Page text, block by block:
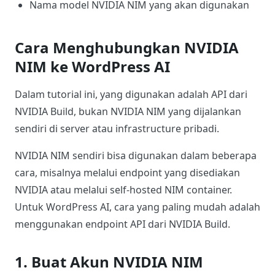
Nama model NVIDIA NIM yang akan digunakan
Cara Menghubungkan NVIDIA
NIM ke WordPress AI
Dalam tutorial ini, yang digunakan adalah API dari
NVIDIA Build, bukan NVIDIA NIM yang dijalankan
sendiri di server atau infrastructure pribadi.
NVIDIA NIM sendiri bisa digunakan dalam beberapa
cara, misalnya melalui endpoint yang disediakan
NVIDIA atau melalui self-hosted NIM container.
Untuk WordPress AI, cara yang paling mudah adalah
menggunakan endpoint API dari NVIDIA Build.
1. Buat Akun NVIDIA NIM